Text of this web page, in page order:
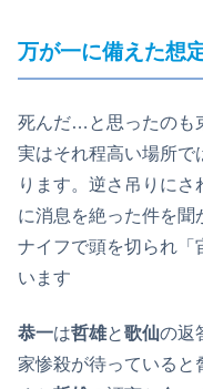
万が一に備えた想
死んだ…と思ったのも
実はそれ程高い場所で
ります。逆さ吊りにさ
に消息を絶った件を聞
ナイフで頭を切られ「
います
恭一は哲雄と歌仙の返
家惨殺が待っていると